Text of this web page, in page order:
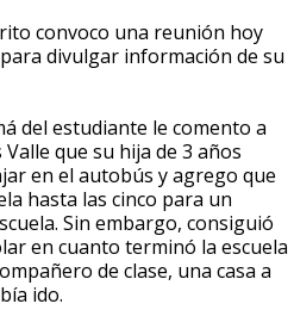
convoco una reunión hoy
divulgar información de su
del estudiante le comento a
que su hija de 3 años
en el autobús y agrego que
hasta las cinco para un
Sin embargo, consiguió
en cuanto terminó la escuela
de clase, una casa a
ido.